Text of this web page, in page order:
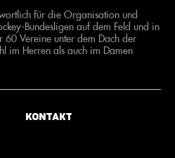
für die Organisation und
Bundesligen auf dem Feld und in
60 Vereine unter dem Dach der
im Herren als auch im Damen
Kontakt